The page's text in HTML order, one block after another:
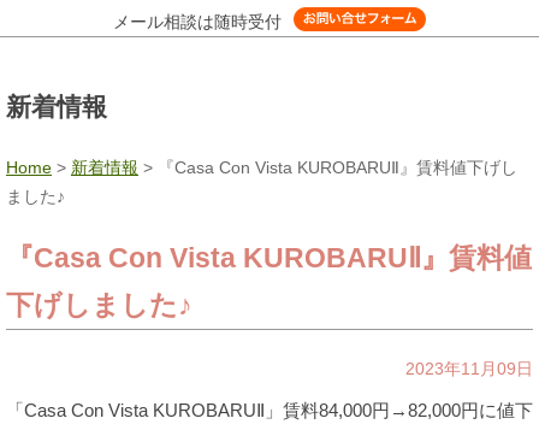
メール相談は随時受付
新着情報
Home > 新着情報 >
『Casa Con Vista KUROBARUⅡ』賃料値下げし
ました♪
『Casa Con Vista KUROBARUⅡ』賃料値
下げしました♪
2023年11月09日
「Casa Con Vista KUROBARUⅡ」賃料84,000円→82,000円に値下